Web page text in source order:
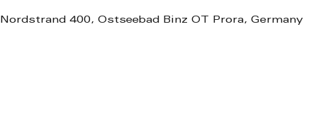
Nordstrand 400, Ostseebad Binz OT Prora, Germany